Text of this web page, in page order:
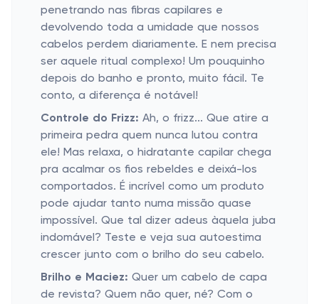
penetrando nas fibras capilares e
devolvendo toda a umidade que nossos
cabelos perdem diariamente. E nem precisa
ser aquele ritual complexo! Um pouquinho
depois do banho e pronto, muito fácil. Te
conto, a diferença é notável!
Controle do Frizz: Ah, o frizz... Que atire a
primeira pedra quem nunca lutou contra
ele! Mas relaxa, o hidratante capilar chega
pra acalmar os fios rebeldes e deixá-los
comportados. É incrível como um produto
pode ajudar tanto numa missão quase
impossível. Que tal dizer adeus àquela juba
indomável? Teste e veja sua autoestima
crescer junto com o brilho do seu cabelo.
Brilho e Maciez: Quer um cabelo de capa
de revista? Quem não quer, né? Com o